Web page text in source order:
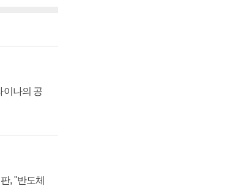
이나의 공
, "반도체